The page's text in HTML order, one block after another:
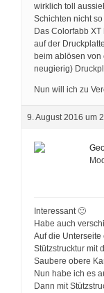
wirklich toll
Schichten nicht
Das Colorfabb
auf der
beim ablösen von
neugierig)
Nun will ich zu
9. August 2016 um
Interessant 🙂
Habe auch
Auf die Unterseite
Stützstrucktur mit
Saubere obere
Nun habe ich es
Dann mit